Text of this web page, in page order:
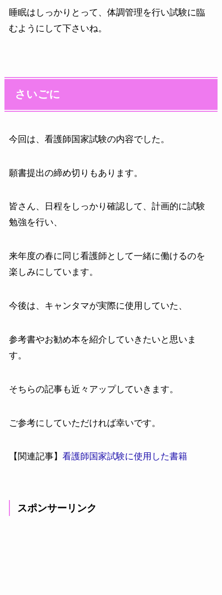
睡眠はしっかりとって、体調管理を行い試験に臨
むようにして下さいね。
さいごに
今回は、看護師国家試験の内容でした。
願書提出の締め切りもあります。
皆さん、日程をしっかり確認して、計画的に試験
勉強を行い、
来年度の春に同じ看護師として一緒に働けるのを
楽しみにしています。
今後は、キャンタマが実際に使用していた、
参考書やお勧め本を紹介していきたいと思いま
す。
そちらの記事も近々アップしていきます。
ご参考にしていただければ幸いです。
【関連記事】 看護師国家試験に使用した書籍
スポンサーリンク